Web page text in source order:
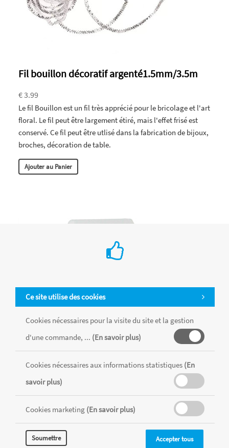
Fil bouillon décoratif argenté1.5mm/3.5m
€ 3.99
Le fil Bouillon est un fil très apprécié pour le bricolage et l'art
floral. Le fil peut être largement étiré, mais l'effet frisé est
conservé. Ce fil peut être utlisé dans la fabrication de bijoux,
broches, décoration de table.
Ajouter au Panier
Coffret creacord 222x160x39mm
€ 32.20
Coffret pour réaliser 10 bracelets et 2 porte-clés en Créacord
Ce site utilise des cookies
Cookies nécessaires pour la visite du site et la gestion
d'une commande, ... (En savoir plus)
Cookies nécessaires aux informations statistiques (En
savoir plus)
Cookies marketing (En savoir plus)
Soumettre Accepter tous